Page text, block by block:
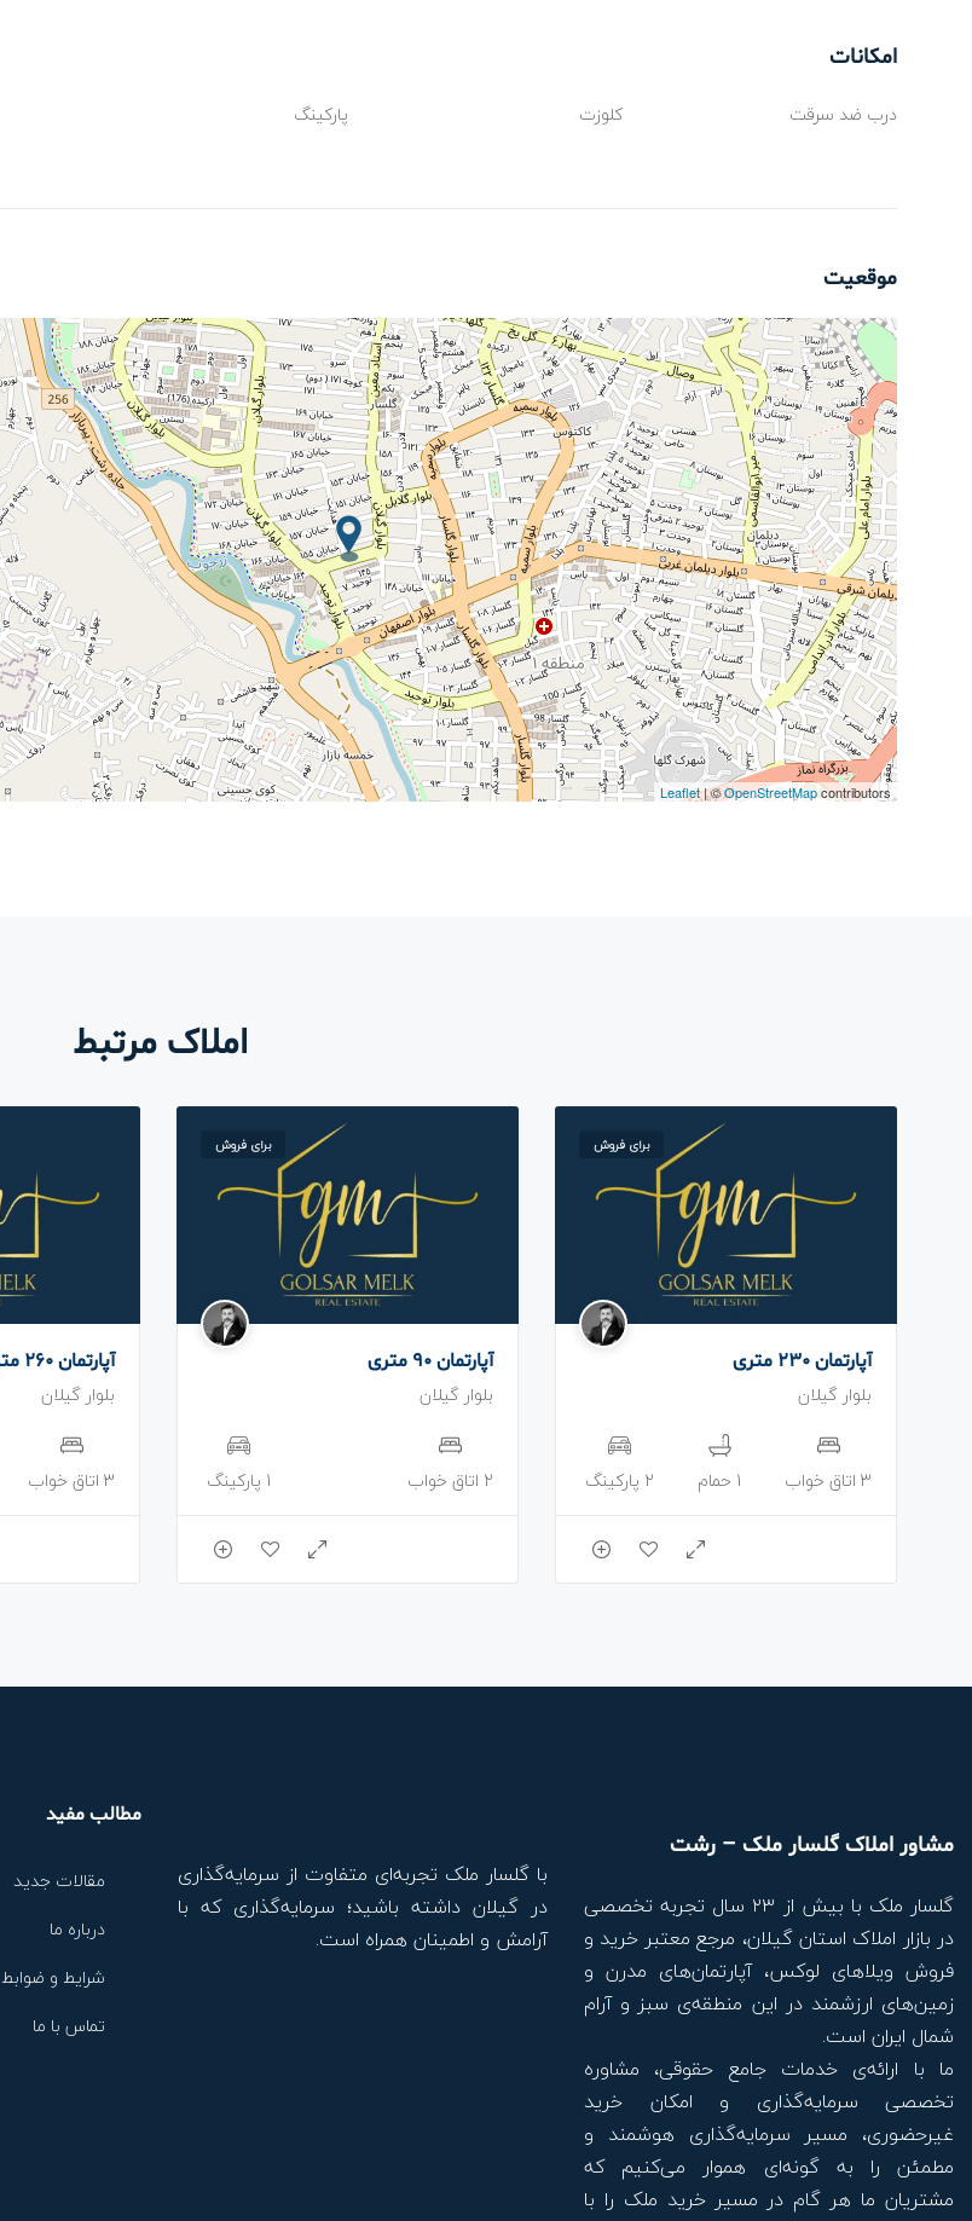
امکانات
درب ضد سرقت
کلوزت پارکینگ
موقعیت
Leaflet| ©OpenStreetMapcontributors
املاک مرتبط
برای فروش
آپارتمان 230 متری
بلوار گیلان
3 اتاق خواب 1 حمام 2 پارکینگ
برای فروش
آپارتمان 90 متری
بلوار گیلان
2 اتاق خواب 1 پارکینگ
آپارتمان 260 متری
بلوار گیلان
3 اتاق خواب
مشاور املاک گلسار ملک – رشت
گلسار ملک با بیش از ۲۳ سال تجربه تخصصی
در بازار املاک استان گیلان، مرجع معتبر خرید و
فروش ویلاهای لوکس، آپارتمان‌های مدرن و
زمین‌های ارزشمند در این منطقه‌ی سبز و آرام
شمال ایران است.
ما با ارائه‌ی خدمات جامع حقوقی، مشاوره
تخصصی سرمایه‌گذاری و امکان خرید
غیرحضوری، مسیر سرمایه‌گذاری هوشمند و
مطمئن را به گونه‌ای هموار می‌کنیم که
مشتریان ما هر گام در مسیر خرید ملک را با
با گلسار ملک تجربه‌ای متفاوت از سرمایه‌گذاری
در گیلان داشته باشید؛ سرمایه‌گذاری که با
آرامش و اطمینان همراه است.
مطالب مفید
مقالات جدید
درباره ما
شرایط و ضوابط
تماس با ما